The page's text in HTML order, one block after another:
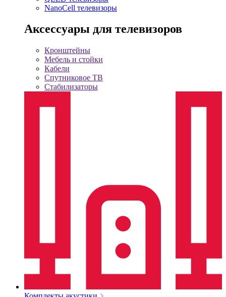
NanoCell телевизоры
Аксессуары для телевизоров
Кронштейны
Мебель и стойки
Кабели
Спутниковое ТВ
Стабилизаторы